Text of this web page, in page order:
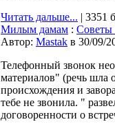
Читать дальше... | 3351
Милым дамам : Советы
Автор: Мastak в 30/09/
Телефонный звонок
материалов" (речь шла
происхождения и
тебе не звонила. "
договоренности о